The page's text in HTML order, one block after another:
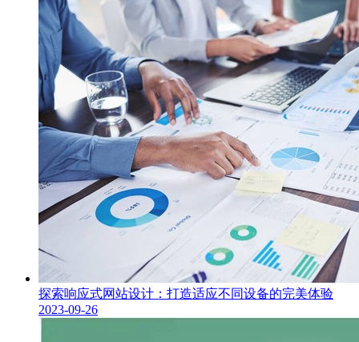
探索响应式网站设计：打造适应不同设备的完美体验
2023-09-26